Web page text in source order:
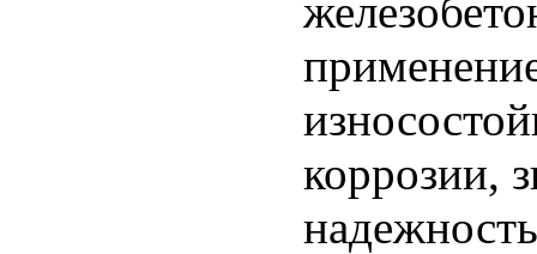
коррозии,